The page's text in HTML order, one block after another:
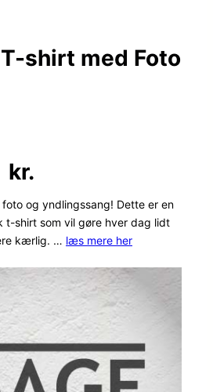
shirt med Foto
kr.
og yndlingssang! Dette er en
t-shirt som vil gøre hver dag lidt
kærlig. … læs mere her